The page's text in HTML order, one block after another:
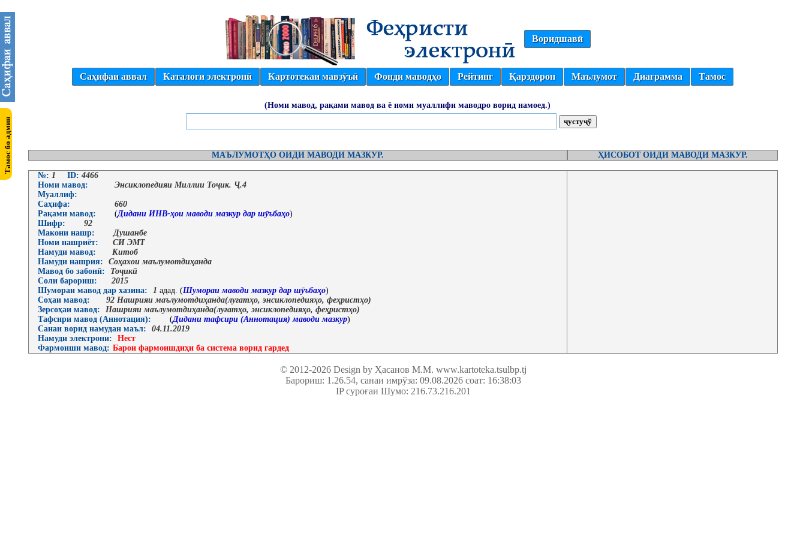
Воридшавӣ
Саҳифаи аввал Каталоги электронӣ Картотекаи мавзӯъӣ Фонди маводҳо Рейтинг Қарздорон Маълумот Диаграмма Тамос
(Номи мавод, рақами мавод ва ё номи муаллифи маводро ворид намоед.)
МАЪЛУМОТҲО ОИДИ МАВОДИ МАЗКУР. ҲИСОБОТ ОИДИ МАВОДИ МАЗКУР.
№: 1 ID: 4466
Номи мавод:
Энсиклопедияи Миллии Тоҷик. Ҷ.4
Муаллиф:
Саҳифа:
660
Рақами мавод:
(Дидани ИНВ-ҳои маводи мазкур дар шӯъбаҳо)
Шифр:
92
Макони нашр:
Душанбе
Номи нашриёт:
СИ ЭМТ
Намуди мавод:
Китоб
Намуди нашрия:
Соҳахои маълумотдиҳанда
Мавод бо забонӣ:
Тоҷикӣ
Соли барориш:
2015
Шумораи мавод дар хазина:
1 адад. (Шумораи маводи мазкур дар шӯъбаҳо)
Соҳаи мавод:
92 Нашрияи маълумотдиҳанда(луғатҳо, энсиклопедияҳо, феҳристҳо)
Зерсоҳаи мавод:
Нашрияи маълумотдиҳанда(луғатҳо, энсиклопедияҳо, феҳристҳо)
Тафсири мавод (Аннотация):
(Дидани тафсири (Аннотация) маводи мазкур)
Санаи ворид намудан маъл:
04.11.2019
Намуди электрони:
Нест
Фармоиши мавод: Барои фармоишдиҳи ба система ворид гардед
© 2012-2026 Design by Ҳасанов М.М. www.kartoteka.tsulbp.tj
Барориш: 1.26.54, санаи имрўза: 09.08.2026 соат: 16:38:03
IP суроғаи Шумо: 216.73.216.201